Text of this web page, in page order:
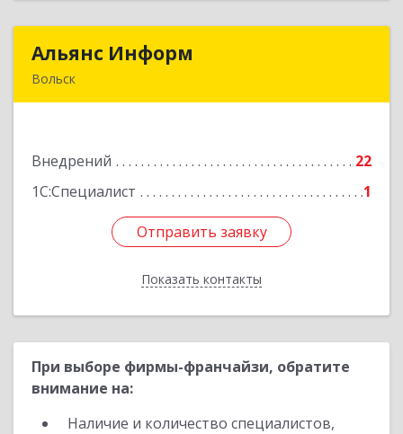
Альянс Информ
Вольск
Внедрений
22
1С:Специалист
1
Отправить заявку
Показать контакты
Подробнее
Отправить заявку
Назад
При выборе фирмы-франчайзи, обратите
внимание на:
Наличие и количество специалистов,